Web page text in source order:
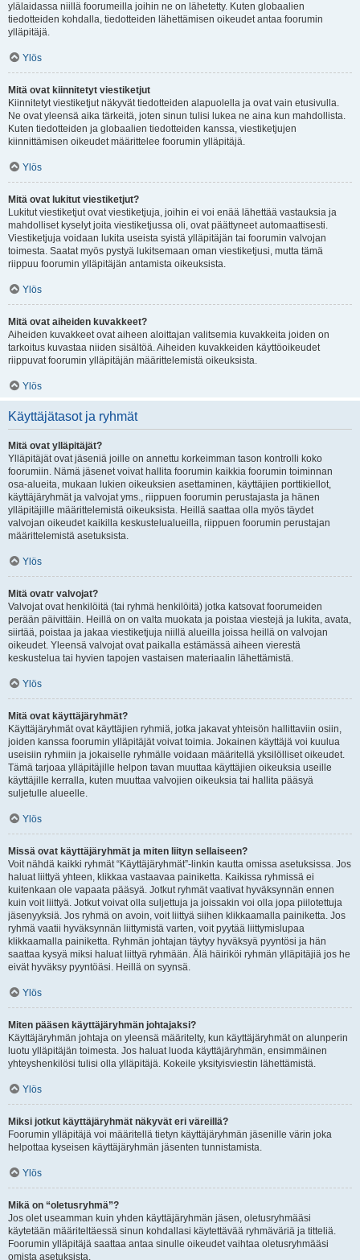
ylälaidassa niillä foorumeilla joihin ne on lähetetty. Kuten globaalien
tiedotteiden kohdalla, tiedotteiden lähettämisen oikeudet antaa foorumin
ylläpitäjä.
Ylös
Mitä ovat kiinnitetyt viestiketjut
Kiinnitetyt viestiketjut näkyvät tiedotteiden alapuolella ja ovat vain etusivulla.
Ne ovat yleensä aika tärkeitä, joten sinun tulisi lukea ne aina kun mahdollista.
Kuten tiedotteiden ja globaalien tiedotteiden kanssa, viestiketjujen
kiinnittämisen oikeudet määrittelee foorumin ylläpitäjä.
Ylös
Mitä ovat lukitut viestiketjut?
Lukitut viestiketjut ovat viestiketjuja, joihin ei voi enää lähettää vastauksia ja
mahdolliset kyselyt joita viestiketjussa oli, ovat päättyneet automaattisesti.
Viestiketjuja voidaan lukita useista syistä ylläpitäjän tai foorumin valvojan
toimesta. Saatat myös pystyä lukitsemaan oman viestiketjusi, mutta tämä
riippuu foorumin ylläpitäjän antamista oikeuksista.
Ylös
Mitä ovat aiheiden kuvakkeet?
Aiheiden kuvakkeet ovat aiheen aloittajan valitsemia kuvakkeita joiden on
tarkoitus kuvastaa niiden sisältöä. Aiheiden kuvakkeiden käyttöoikeudet
riippuvat foorumin ylläpitäjän määrittelemistä oikeuksista.
Ylös
Käyttäjätasot ja ryhmät
Mitä ovat ylläpitäjät?
Ylläpitäjät ovat jäseniä joille on annettu korkeimman tason kontrolli koko
foorumiin. Nämä jäsenet voivat hallita foorumin kaikkia foorumin toiminnan
osa-alueita, mukaan lukien oikeuksien asettaminen, käyttäjien porttikiellot,
käyttäjäryhmät ja valvojat yms., riippuen foorumin perustajasta ja hänen
ylläpitäjille määrittelemistä oikeuksista. Heillä saattaa olla myös täydet
valvojan oikeudet kaikilla keskustelualueilla, riippuen foorumin perustajan
määrittelemistä asetuksista.
Ylös
Mitä ovatr valvojat?
Valvojat ovat henkilöitä (tai ryhmä henkilöitä) jotka katsovat foorumeiden
perään päivittäin. Heillä on on valta muokata ja poistaa viestejä ja lukita, avata,
siirtää, poistaa ja jakaa viestiketjuja niillä alueilla joissa heillä on valvojan
oikeudet. Yleensä valvojat ovat paikalla estämässä aiheen vierestä
keskustelua tai hyvien tapojen vastaisen materiaalin lähettämistä.
Ylös
Mitä ovat käyttäjäryhmät?
Käyttäjäryhmät ovat käyttäjien ryhmiä, jotka jakavat yhteisön hallittaviin osiin,
joiden kanssa foorumin ylläpitäjät voivat toimia. Jokainen käyttäjä voi kuulua
useisiin ryhmiin ja jokaiselle ryhmälle voidaan määritellä yksilölliset oikeudet.
Tämä tarjoaa ylläpitäjille helpon tavan muuttaa käyttäjien oikeuksia useille
käyttäjille kerralla, kuten muuttaa valvojien oikeuksia tai hallita pääsyä
suljetulle alueelle.
Ylös
Missä ovat käyttäjäryhmät ja miten liityn sellaiseen?
Voit nähdä kaikki ryhmät “Käyttäjäryhmät”-linkin kautta omissa asetuksissa. Jos
haluat liittyä yhteen, klikkaa vastaavaa painiketta. Kaikissa ryhmissä ei
kuitenkaan ole vapaata pääsyä. Jotkut ryhmät vaativat hyväksynnän ennen
kuin voit liittyä. Jotkut voivat olla suljettuja ja joissakin voi olla jopa piilotettuja
jäsenyyksiä. Jos ryhmä on avoin, voit liittyä siihen klikkaamalla painiketta. Jos
ryhmä vaatii hyväksynnän liittymistä varten, voit pyytää liittymislupaa
klikkaamalla painiketta. Ryhmän johtajan täytyy hyväksyä pyyntösi ja hän
saattaa kysyä miksi haluat liittyä ryhmään. Älä häiriköi ryhmän ylläpitäjiä jos he
eivät hyväksy pyyntöäsi. Heillä on syynsä.
Ylös
Miten pääsen käyttäjäryhmän johtajaksi?
Käyttäjäryhmän johtaja on yleensä määritelty, kun käyttäjäryhmät on alunperin
luotu ylläpitäjän toimesta. Jos haluat luoda käyttäjäryhmän, ensimmäinen
yhteyshenkilösi tulisi olla ylläpitäjä. Kokeile yksityisviestin lähettämistä.
Ylös
Miksi jotkut käyttäjäryhmät näkyvät eri väreillä?
Foorumin ylläpitäjä voi määritellä tietyn käyttäjäryhmän jäsenille värin joka
helpottaa kyseisen käyttäjäryhmän jäsenten tunnistamista.
Ylös
Mikä on “oletusryhmä”?
Jos olet useamman kuin yhden käyttäjäryhmän jäsen, oletusryhmääsi
käytetään määriteltäessä sinun kohdallasi käytettävää ryhmäväriä ja titteliä.
Foorumin ylläpitäjä saattaa antaa sinulle oikeudet vaihtaa oletusryhmääsi
omista asetuksista.